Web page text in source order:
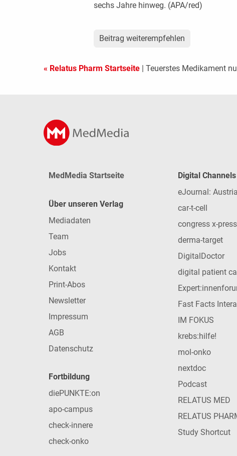
sechs Jahre hinweg. (APA/red)
Beitrag weiterempfehlen
« Relatus Pharm Startseite | Teuerstes Medikament
MedMedia Startseite
Über unseren Verlag
Mediadaten
Team
Jobs
Kontakt
Print-Abos
Newsletter
Impressum
AGB
Datenschutz
Fortbildung
diePUNKTE:on
apo-campus
check-innere
check-onko
Digital Channels
eJournal:
car-t-cell
congress x-press
derma-target
DigitalDoctor
digital patient
Fast Facts
IM FOKUS
krebs:hilfe!
mol-onko
nextdoc
Podcast
RELATUS MED
RELATUS
Study Shortcut